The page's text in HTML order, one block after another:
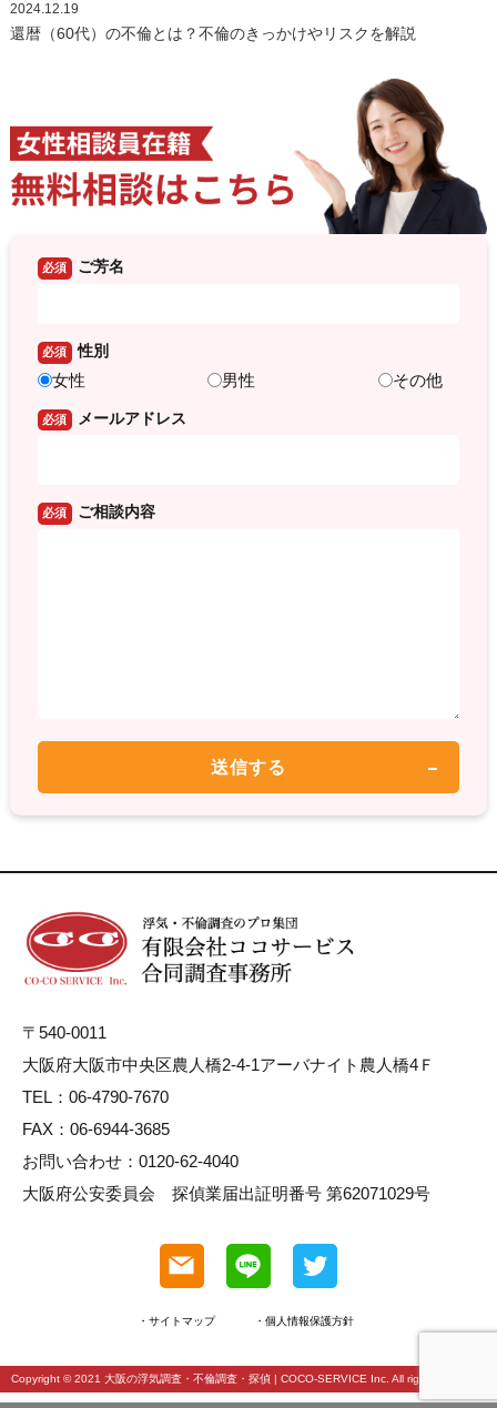
2024.12.19
還暦（60代）の不倫とは？不倫のきっかけやリスクを解説
必須 ご芳名
必須 性別
女性 男性 その他
必須 メールアドレス
必須 ご相談内容
〒540-0011
大阪府大阪市中央区農人橋2-4-1アーバナイト農人橋4Ｆ
TEL：06-4790-7670
FAX：06-6944-3685
お問い合わせ：0120-62-4040
大阪府公安委員会 探偵業届出証明番号 第62071029号
・サイトマップ ・個人情報保護方針
Copyright © 2021 大阪の浮気調査・不倫調査・探偵 | COCO-SERVICE Inc. All rights reserved.